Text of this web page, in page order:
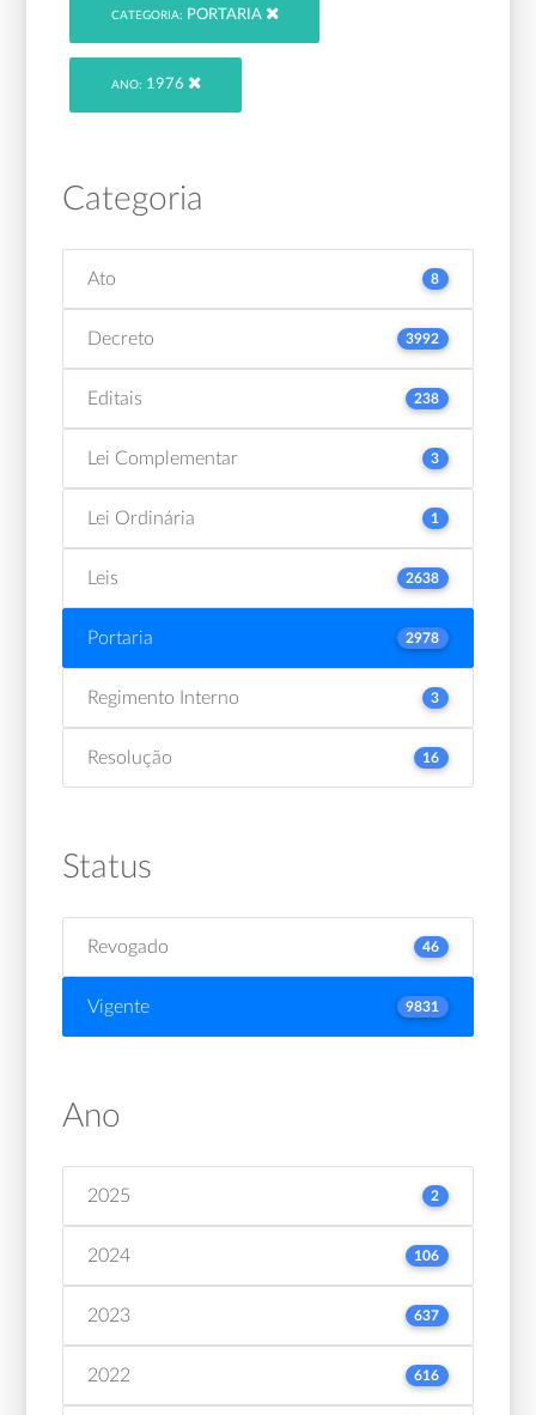
CATEGORIA: PORTARIA
ANO: 1976
Categoria
Ato 8
Decreto 3992
Editais 238
Lei Complementar 3
Lei Ordinária 1
Leis 2638
Portaria 2978
Regimento Interno 3
Resolução 16
Status
Revogado 46
Vigente 9831
Ano
2025 2
2024 106
2023 637
2022 616